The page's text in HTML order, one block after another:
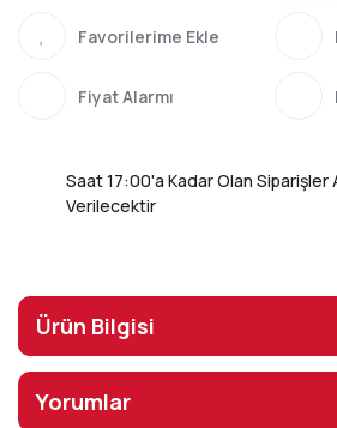
Fiyat Alarmı
Saat 17:00'a Kadar Olan Siparişler
Verilecektir
Ürün Bilgisi
Yorumlar